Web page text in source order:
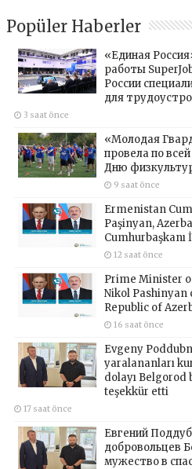
Popüler Haberler
«Единая
работы
России
для
3 saat önce
«Молодая
провела по
Дню
9 saat önce
Ermenistan
Paşinyan,
Cumhurbaşkanı
12 saat önce
Prime Minister
Nikol Pashinyan
Republic of
16 saat önce
Evgeny
yaralananları
dolayı
teşekkür etti
17 saat önce
Евгений
добровольцев
мужество в